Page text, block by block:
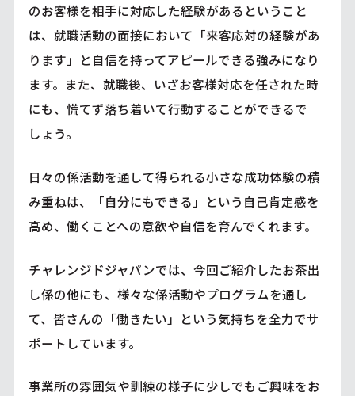
のお客様を相手に対応した経験があるということ
は、就職活動の面接において「来客応対の経験があ
ります」と自信を持ってアピールできる強みになり
ます。また、就職後、いざお客様対応を任された時
にも、慌てず落ち着いて行動することができるで
しょう。
日々の係活動を通して得られる小さな成功体験の積
み重ねは、「自分にもできる」という自己肯定感を
高め、働くことへの意欲や自信を育んでくれます。
チャレンジドジャパンでは、今回ご紹介したお茶出
し係の他にも、様々な係活動やプログラムを通し
て、皆さんの「働きたい」という気持ちを全力でサ
ポートしています。
事業所の雰囲気や訓練の様子に少しでもご興味をお